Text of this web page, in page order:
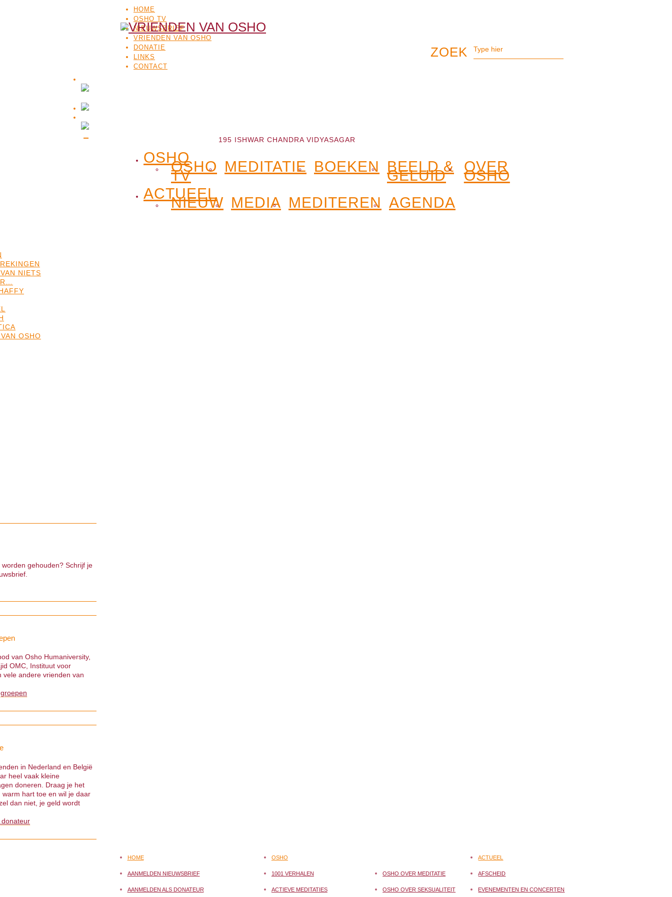
HOME
OSHO TV
NIEUWSBRIEF
VRIENDEN VAN OSHO
DONATIE
LINKS
CONTACT
OSHO
OSHO
TV
MEDITATIE BOEKEN BEELD &
GELUID
OVER
OSHO
ACTUEEL
NIEUW MEDIA MEDITEREN AGENDA
195 ISHWAR CHANDRA VIDYASAGAR
NIETS
OSHO
gehouden? Schrijf je
van Osho Humaniversity,
OMC, Instituut voor
vele andere vrienden van
in Nederland en België
heel vaak kleine
doneren. Draag je het
hart toe en wil je daar
dan niet, je geld wordt
HOME
AANMELDEN NIEUWSBRIEF
AANMELDEN ALS DONATEUR
OSHO
1001 VERHALEN
ACTIEVE MEDITATIES
OSHO OVER MEDITATIE
OSHO OVER SEKSUALITEIT
ACTUEEL
AFSCHEID
EVENEMENTEN EN CONCERTEN